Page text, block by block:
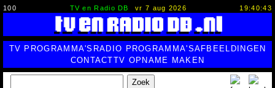
100 TV en Radio DB vr 7 aug 2026 19:40:44
TV PROGRAMMA'S RADIO PROGRAMMA'SAFBEELDINGEN
CONTACTTV OPNAME MAKEN
Zoek